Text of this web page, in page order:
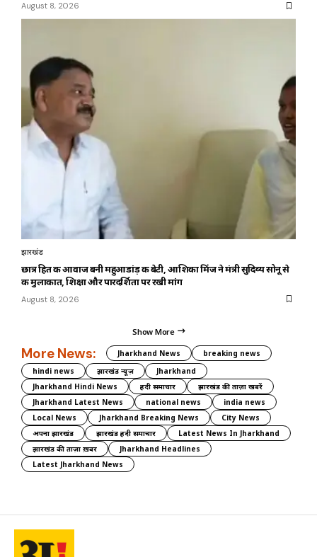
August 8, 2026
झारखंड
छात्र हित की आवाज बनी महुआडांड़ की बेटी, आशिका मिंज ने मंत्री सुदिव्य सोनू से
की मुलाकात, शिक्षा और पारदर्शिता पर रखी मांग
August 8, 2026
Show More
More News: Jharkhand News
breaking news
hindi news
झारखंड न्यूज़
Jharkhand
Jharkhand Hindi News
हिंदी समाचार
झारखंड की ताज़ा खबरें
Jharkhand Latest News
national news
india news
Local News
Jharkhand Breaking News
City News
अपना झारखंड
झारखंड हिंदी समाचार
Latest News In Jharkhand
झारखंड की ताज़ा ख़बर
Jharkhand Headlines
Latest Jharkhand News